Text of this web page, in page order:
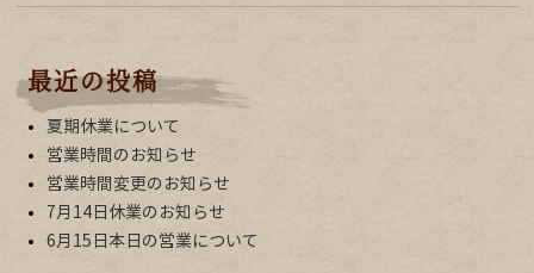
最近の投稿
夏期休業について
営業時間のお知らせ
営業時間変更のお知らせ
7月14日休業のお知らせ
6月15日本日の営業について